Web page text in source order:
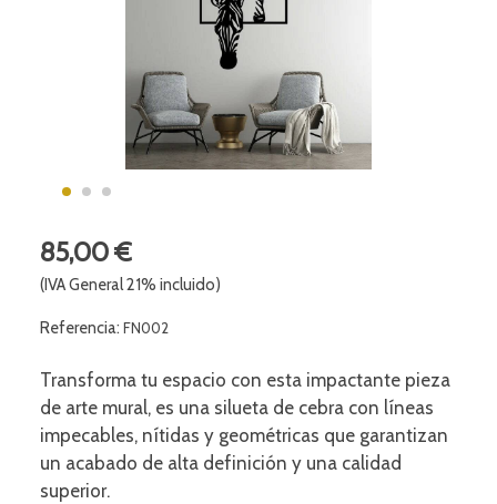
85,00 €
(IVA General 21% incluido)
Referencia: FN002
Transforma tu espacio con esta impactante pieza
de arte mural, es una silueta de cebra con líneas
impecables, nítidas y geométricas que garantizan
un acabado de alta definición y una calidad
superior.